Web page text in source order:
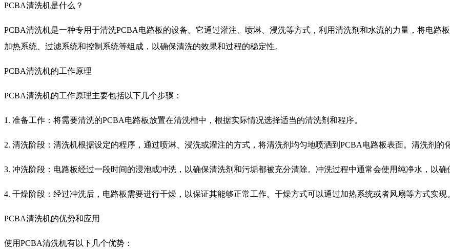
PCBA清洗机是什么？
PCBA清洗机是一种专用于清洗PCBA电路板的设备。它通过灌注、喷淋、浸洗等方式，利用清洗剂和水流的力量，将电路
加热系统、过滤系统和控制系统等组成，以确保清洗的效果和过程的稳定性。
PCBA清洗机的工作原理
PCBA清洗机的工作原理主要包括以下几个步骤：
1. 准备工作：将需要清洗的PCBA电路板放置在清洗槽中，根据实际情况选择适当的清洗剂和程序。
2. 清洗阶段：清洗机根据设定的程序，通过喷淋、浸洗或灌注的方式，将清洗剂均匀地喷洒到PCBA电路板表面。清洗剂的
3. 冲洗阶段：电路板经过一段时间的浸泡或冲洗，以确保清洗剂和污垢都被充分清除。冲洗过程中通常会使用纯净水，以确
4. 干燥阶段：经过冲洗后，电路板需要进行干燥，以保证其能够正常工作。干燥方式可以通过加热系统或者风扇等方式实现
PCBA清洗机的优势和应用
使用PCBA清洗机有以下几个优势：